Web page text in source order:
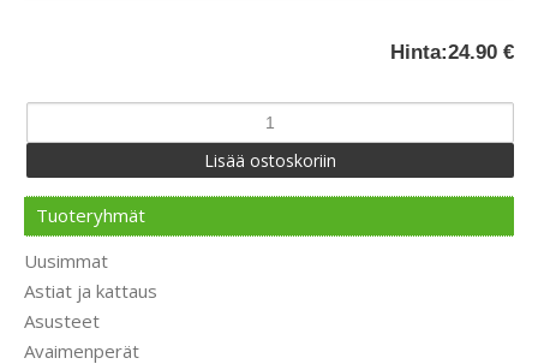
Hinta:24.90 €
Tuoteryhmät
Uusimmat
Astiat ja kattaus
Asusteet
Avaimenperät